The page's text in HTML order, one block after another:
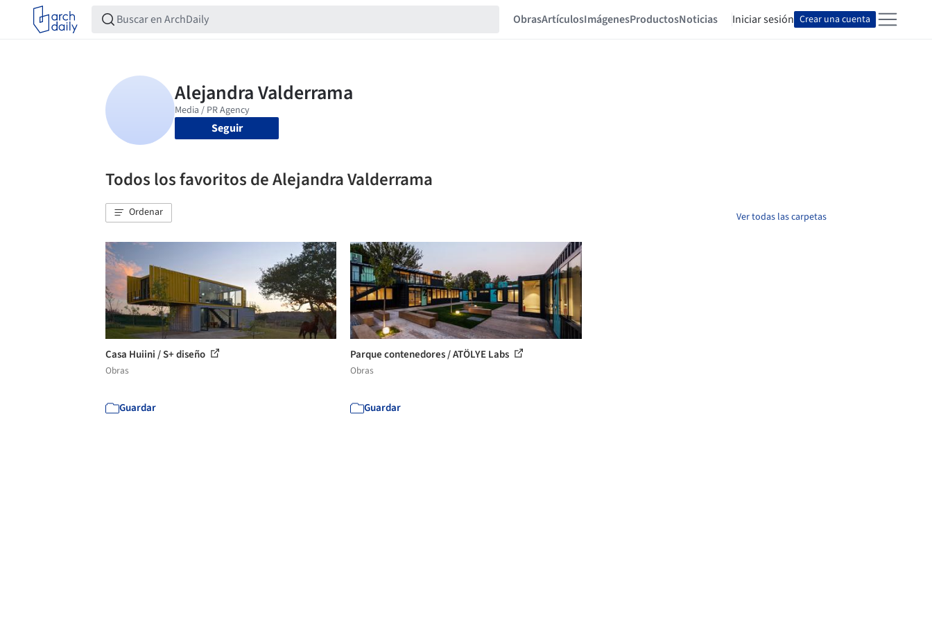
ObrasArtículosImágenesProductosNoticias Iniciar sesión Crear una cuenta
Seguir
Todos los favoritos de Alejandra Valderrama
Ordenar Ver todas las carpetas
Casa Huiini / S+ diseño
Obras
Guardar
Parque contenedores / ATÖLYE Labs
Obras
Guardar